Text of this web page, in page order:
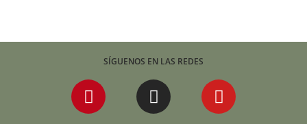
SÍGUENOS EN LAS REDES